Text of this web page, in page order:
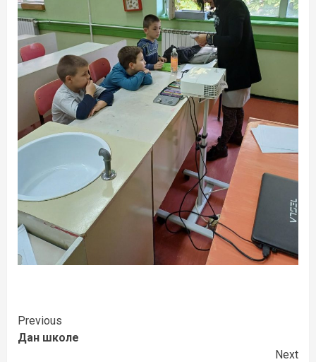
Continue
Reading
Previous
Дан школе
Next